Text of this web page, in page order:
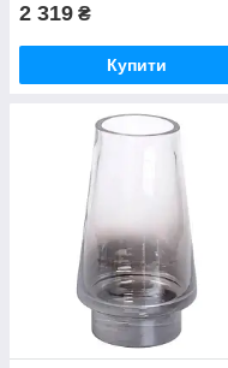
2 319 ₴
Купити